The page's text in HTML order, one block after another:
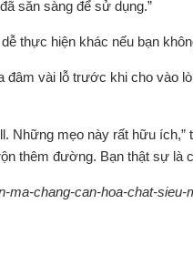
sẵn sàng để sử dụng.”
thực hiện khác nếu bạn
đâm vài lỗ trước khi cho vào
Những mẹo này rất hữu
thêm đường. Bạn thật sự là
ma-chang-can-hoa-chat-